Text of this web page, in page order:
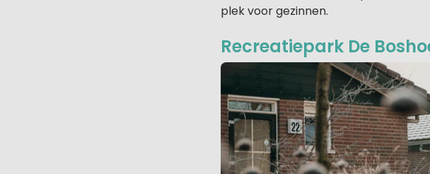
plek voor gezinnen.
Recreatiepark De